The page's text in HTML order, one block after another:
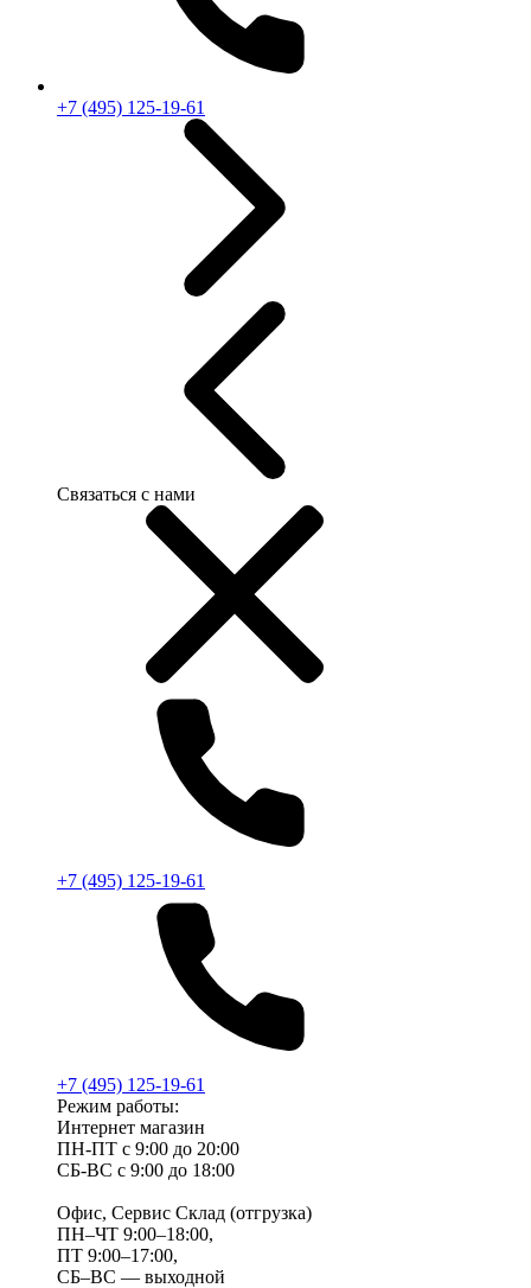
+7 (495) 125-19-61
Связаться с нами
+7 (495) 125-19-61
+7 (495) 125-19-61
Режим работы:
Интернет магазин
ПН-ПТ с 9:00 до 20:00
СБ-ВС с 9:00 до 18:00
Офис, Сервис Склад (отгрузка)
ПН–ЧТ 9:00–18:00,
ПТ 9:00–17:00,
СБ–ВС — выходной